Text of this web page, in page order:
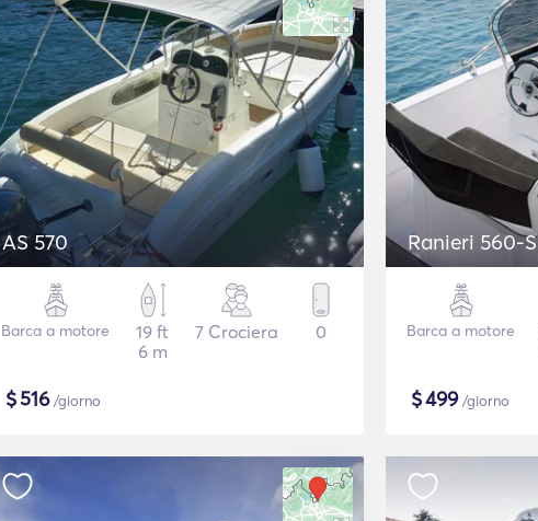
AS 570
Barca a motore
19 ft
6 m
7 Crociera 0
$516/giorno
Ranieri 560-S
Barca a motore
$499/giorno